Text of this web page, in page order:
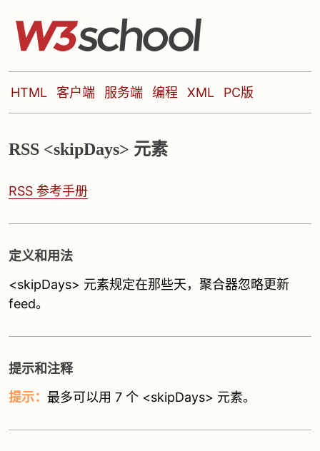
HTML 客户端 服务端 编程 XML PC版
RSS <skipDays> 元素
RSS 参考手册
定义和用法
<skipDays> 元素规定在那些天，聚合器忽略更新
feed。
提示和注释
提示： 最多可以用 7 个 <skipDays> 元素。